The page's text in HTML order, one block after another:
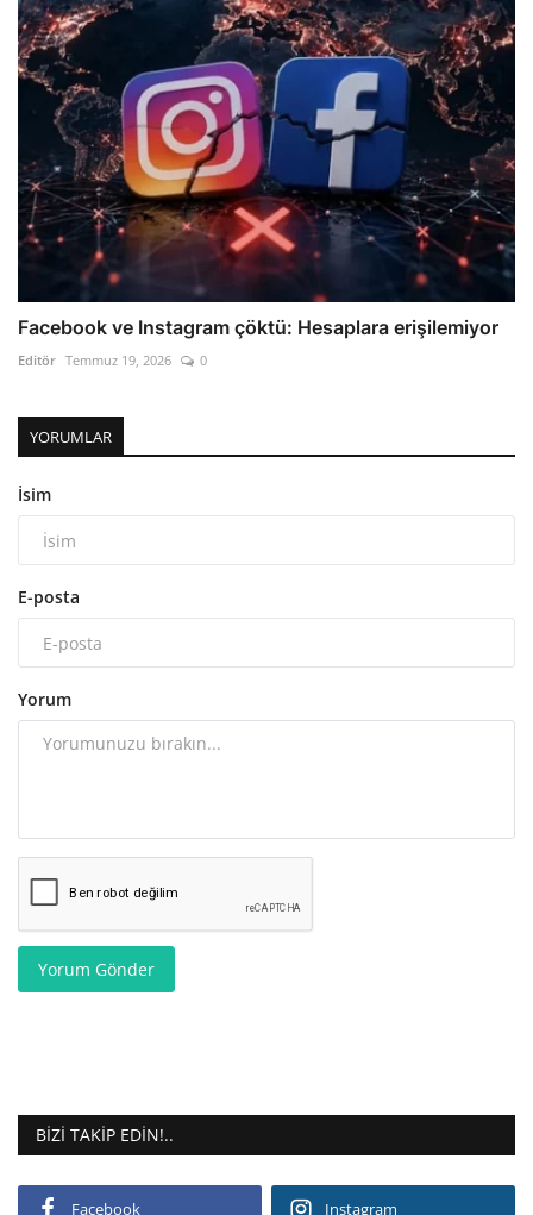
Facebook ve Instagram çöktü: Hesaplara erişilemiyor
Editör Temmuz 19, 2026 0
YORUMLAR
İsim
E-posta
Yorum
Yorum Gönder
BIZI TAKIP EDIN!..
Facebook Instagram